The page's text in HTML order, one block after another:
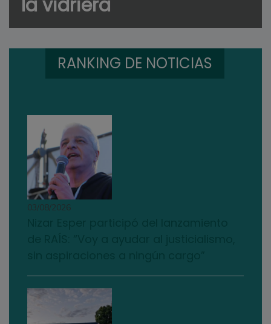
la vidriera
RANKING DE NOTICIAS
03/08/2026